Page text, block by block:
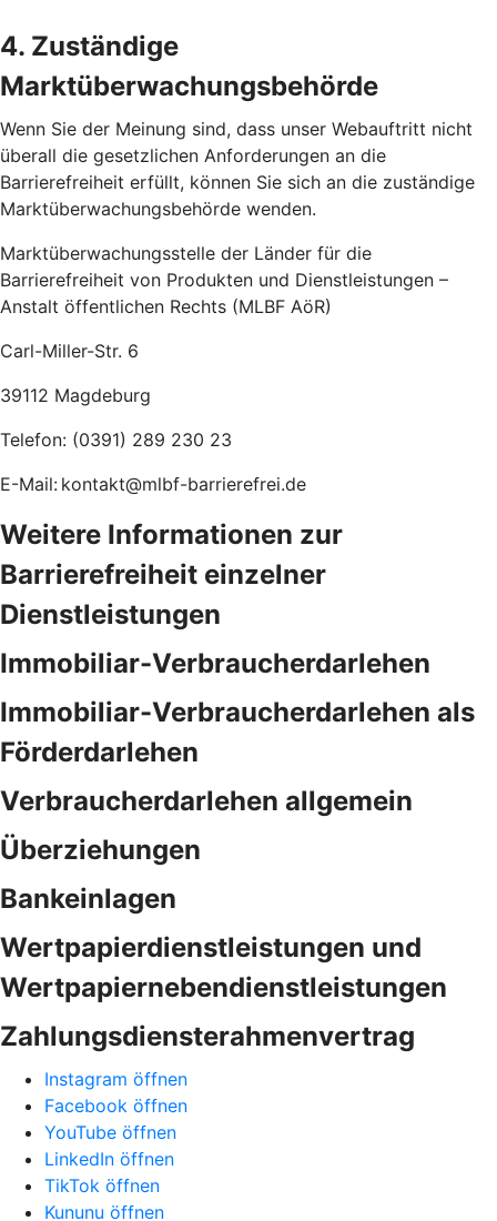
4. Zuständige
Marktüberwachungsbehörde
Wenn Sie der Meinung sind, dass unser Webauftritt nicht
überall die gesetzlichen Anforderungen an die
Barrierefreiheit erfüllt, können Sie sich an die zuständige
Marktüberwachungsbehörde wenden.
Marktüberwachungsstelle der Länder für die
Barrierefreiheit von Produkten und Dienstleistungen –
Anstalt öffentlichen Rechts (MLBF AöR)
Carl-Miller-Str. 6
39112 Magdeburg
Telefon: (0391) 289 230 23
E-Mail: kontakt@mlbf-barrierefrei.de
Weitere Informationen zur
Barrierefreiheit einzelner
Dienstleistungen
Immobiliar-Verbraucherdarlehen
Immobiliar-Verbraucherdarlehen als
Förderdarlehen
Verbraucherdarlehen allgemein
Überziehungen
Bankeinlagen
Wertpapierdienstleistungen und
Wertpapiernebendienstleistungen
Zahlungsdiensterahmenvertrag
Instagram öffnen
Facebook öffnen
YouTube öffnen
LinkedIn öffnen
TikTok öffnen
Kununu öffnen